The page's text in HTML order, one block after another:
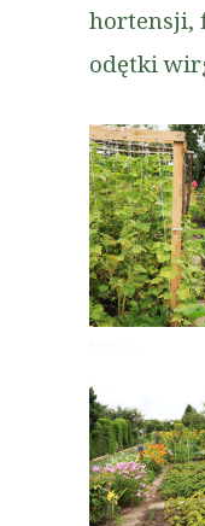
hortensji,
odętki